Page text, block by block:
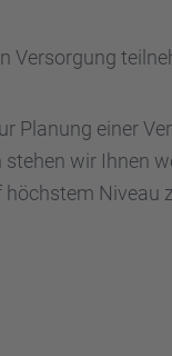
Versor­gung
Planung einer
wir Ihnen
höchs­tem Niveau